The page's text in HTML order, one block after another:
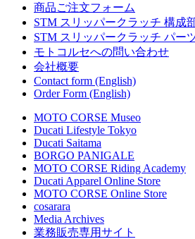
商品ご注文フォーム
STM スリッパークラッチ 構成
STM スリッパークラッチ パー
モトコルセへの問い合わせ
会社概要
Contact form (English)
Order Form (English)
MOTO CORSE Museo
Ducati Lifestyle Tokyo
Ducati Saitama
BORGO PANIGALE
MOTO CORSE Riding Academy
Ducati Apparel Online Store
MOTO CORSE Online Store
cosarara
Media Archives
業務販売専用サイト